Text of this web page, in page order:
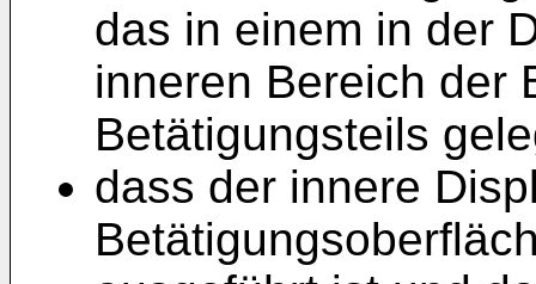
das in einem in der
inneren Bereich der
Betätigungsteils
dass der innere